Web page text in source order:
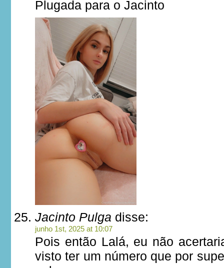
Plugada para o Jacinto
Jacinto Pulga disse:
junho 1st, 2025 at 10:07
Pois então Lalá, eu não
visto ter um número que por